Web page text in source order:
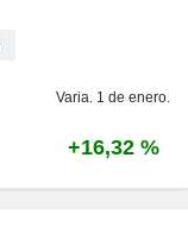
Varia. 1 de enero.
+16,32 %